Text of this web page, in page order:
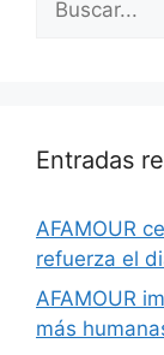
Entradas
AFAMOUR
refuerza el
AFAMOUR
más